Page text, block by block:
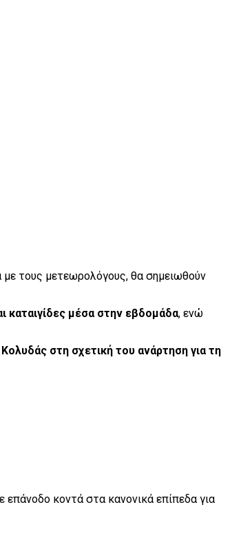
τους μετεωρολόγους, θα σημειωθούν
καταιγίδες μέσα στην εβδομάδα, ενώ
στη σχετική του ανάρτηση για τη
κοντά στα κανονικά επίπεδα για